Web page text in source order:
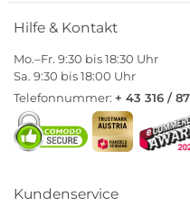
Hilfe & Kontakt
Mo.–Fr. 9:30 bis 18:30 Uhr
Sa. 9:30 bis 18:00 Uhr
Telefonnummer: + 43 316 /
Kundenservice